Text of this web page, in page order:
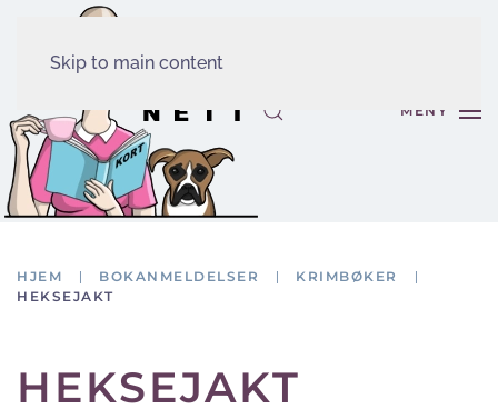
Skip to main content
MENY
HJEM BOKANMELDELSER
KRIMBØKER
HEKSEJAKT
HEKSEJAKT